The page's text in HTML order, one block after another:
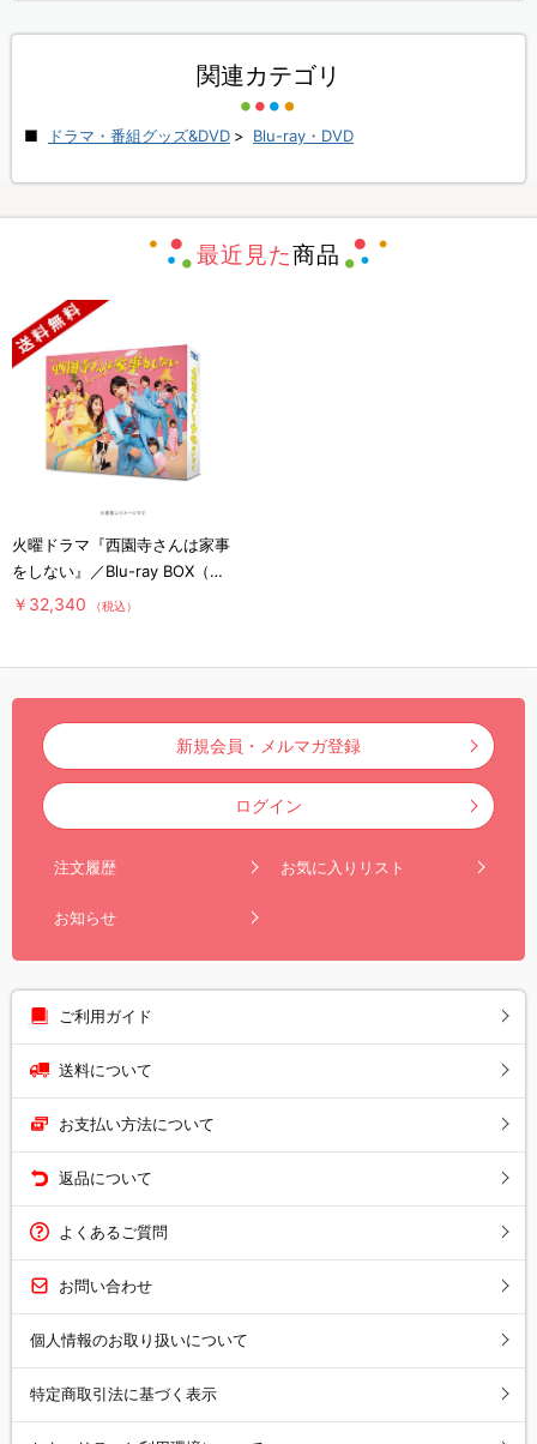
関連カテゴリ
ドラマ・番組グッズ&DVD > Blu-ray・DVD
最近見た商品
火曜ドラマ『西園寺さんは家事
をしない』／Blu-ray BOX（送
料無料・4枚組）
￥32,340 （税込）
新規会員・メルマガ登録
ログイン
注文履歴 お気に入りリスト
お知らせ
ご利用ガイド
送料について
お支払い方法について
返品について
よくあるご質問
お問い合わせ
個人情報のお取り扱いについて
特定商取引法に基づく表示